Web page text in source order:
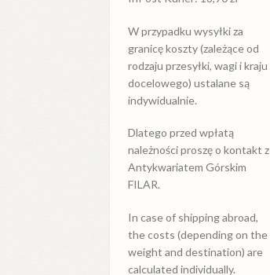
W przypadku wysyłkiza
granicękoszty (zależące od
rodzaju przesyłki, wagi i kraju
docelowego) ustalane są
indywidualnie.
Dlatego przed wpłatą
należności proszę o kontakt z
Antykwariatem Górskim
FILAR.
In case of shipping abroad,
the costs (depending on the
weight and destination) are
calculated individually.